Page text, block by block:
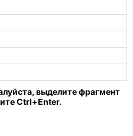
выделите фрагмент
Ctrl+Enter.